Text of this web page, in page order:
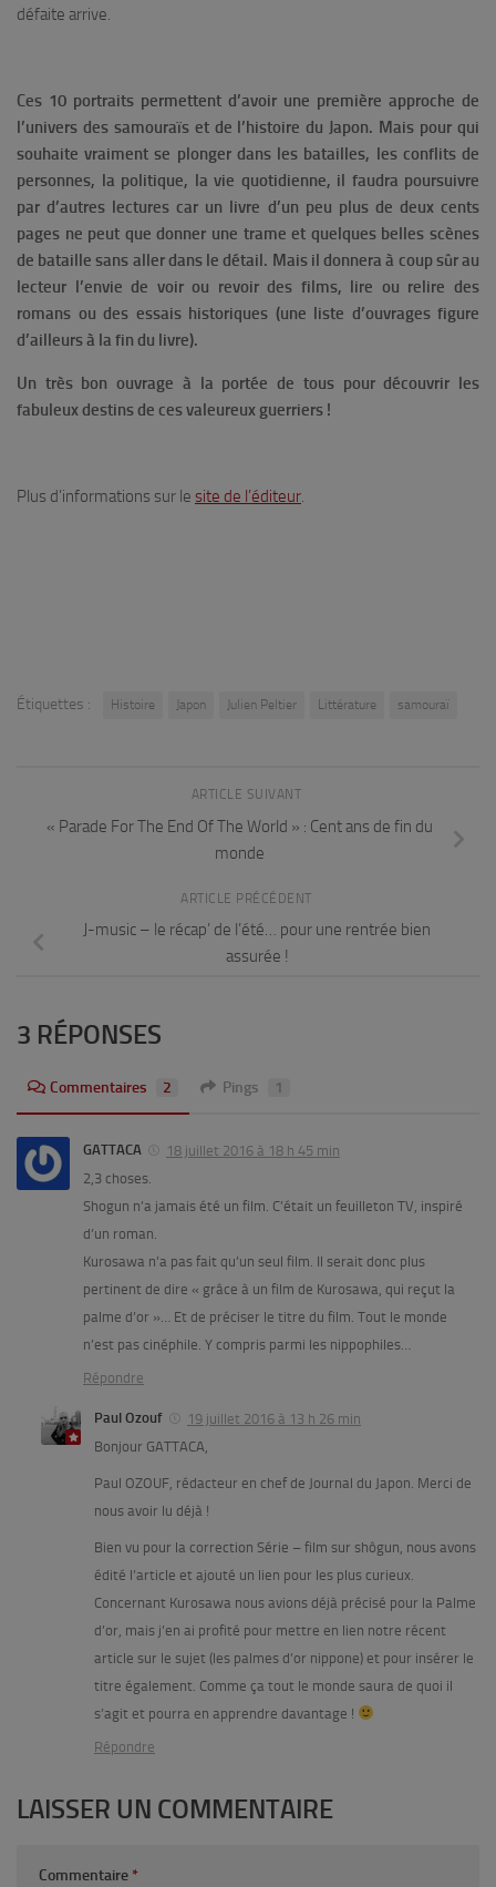
défaite arrive.
Ces 10 portraits permettent d’avoir une première approche de
l’univers des samouraïs et de l’histoire du Japon. Mais pour qui
souhaite vraiment se plonger dans les batailles, les conflits de
personnes, la politique, la vie quotidienne, il faudra poursuivre
par d’autres lectures car un livre d’un peu plus de deux cents
pages ne peut que donner une trame et quelques belles scènes
de bataille sans aller dans le détail. Mais il donnera à coup sûr au
lecteur l’envie de voir ou revoir des films, lire ou relire des
romans ou des essais historiques (une liste d’ouvrages figure
d’ailleurs à la fin du livre).
Un très bon ouvrage à la portée de tous pour découvrir les
fabuleux destins de ces valeureux guerriers !
Plus d’informations sur le site de l’éditeur.
Étiquettes : Histoire Japon Julien Peltier Littérature samouraï
ARTICLE SUIVANT
« Parade For The End Of The World » : Cent ans de fin du
monde
ARTICLE PRÉCÉDENT
J-music – le récap’ de l’été… pour une rentrée bien
assurée !
3 RÉPONSES
Commentaires 2 Pings 1
GATTACA
18 juillet 2016 à 18 h 45 min
2,3 choses.
Shogun n’a jamais été un film. C’était un feuilleton TV, inspiré
d’un roman.
Kurosawa n’a pas fait qu’un seul film. Il serait donc plus
pertinent de dire « grâce à un film de Kurosawa, qui reçut la
palme d’or »… Et de préciser le titre du film. Tout le monde
n’est pas cinéphile. Y compris parmi les nippophiles…
Répondre
Paul Ozouf
19 juillet 2016 à 13 h 26 min
Bonjour GATTACA,
Paul OZOUF, rédacteur en chef de Journal du Japon. Merci de
nous avoir lu déjà !
Bien vu pour la correction Série – film sur shôgun, nous avons
édité l’article et ajouté un lien pour les plus curieux.
Concernant Kurosawa nous avions déjà précisé pour la Palme
d’or, mais j’en ai profité pour mettre en lien notre récent
article sur le sujet (les palmes d’or nippone) et pour insérer le
titre également. Comme ça tout le monde saura de quoi il
s’agit et pourra en apprendre davantage !
Répondre
LAISSER UN COMMENTAIRE
Commentaire *